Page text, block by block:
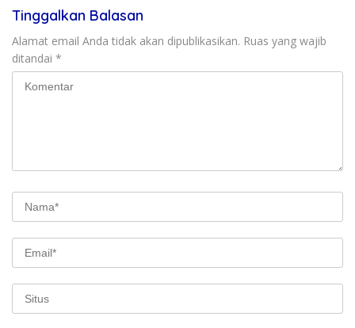
Tinggalkan Balasan
Alamat email Anda tidak akan dipublikasikan. Ruas yang wajib
ditandai *